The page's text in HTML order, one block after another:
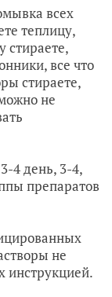
всех
теплицу,
стираете,
все что
стираете,
не
4 день, 3-4,
препаратов
не
инструкцией.